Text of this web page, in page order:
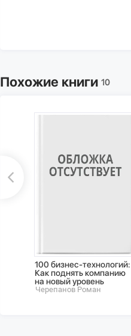
Похожие книги 10
100 бизнес-технологий:
Как поднять компанию
на новый уровень
Черепанов Роман